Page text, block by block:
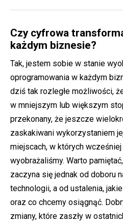
Czy cyfrowa
każdym biznesie?
Tak, jestem sobie w stanie
oprogramowania w każdym
dziś tak rozległe możliwości,
w mniejszym lub większym
przekonany, że jeszcze
zaskakiwani wykorzystaniem
miejscach, w których
wyobrażaliśmy. Warto
zaczyna się jednak od doboru
technologii, a od ustalenia,
oraz co chcemy osiągnąć.
zmiany, które zaszły w